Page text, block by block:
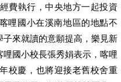
費執行，中央地方一起投資
哩國小在溪南地區的地點不
來就讀的意願提高，樂見新
國小校長張秀娟表示，喀哩
校慶，也將迎接老舊校舍重